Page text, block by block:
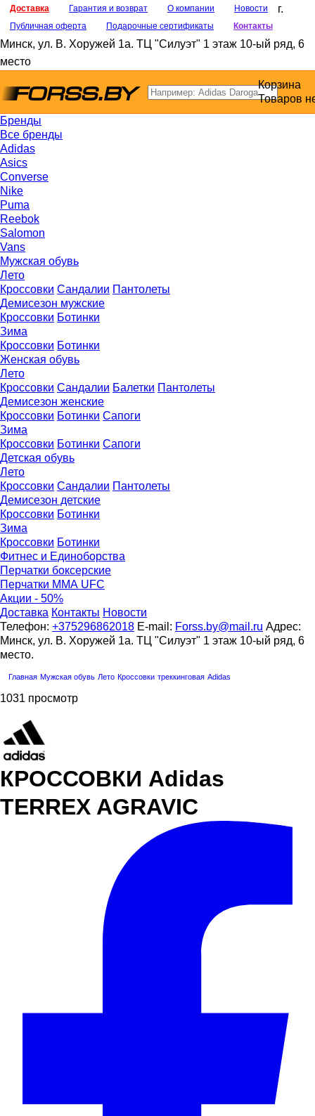
Доставка Гарантия и возврат О компании
Новости
Публичная оферта
Подарочные сертификаты Контакты
г.
Минск, ул. В. Хоружей 1а. ТЦ "Силуэт" 1 этаж 10-ый ряд, 6
место
Корзина
Товаров
Бренды
Все бренды
Adidas
Asics
Converse
Nike
Puma
Reebok
Salomon
Vans
Мужская обувь
Лето
Кроссовки Сандалии Пантолеты
Демисезон мужские
Кроссовки Ботинки
Зима
Кроссовки Ботинки
Женская обувь
Лето
Кроссовки Сандалии Балетки Пантолеты
Демисезон женские
Кроссовки Бoтинки Сапоги
Зима
Кроссовки Ботинки Сапоги
Детская обувь
Летo
Кроссовки Сандалии Пантолеты
Демисезон детские
Кроссовки Ботинки
Зима
Кроссовки Ботинки
Фитнес и Единоборства
Перчатки боксерские
Перчатки ММА UFC
Акции - 50%
Доставка Контакты Новости
Телефон: +375296862018 E-mail: Forss.by@mail.ru Адрес:
Минск, ул. В. Хоружей 1а. ТЦ "Силуэт" 1 этаж 10-ый ряд, 6
место.
Главная Мужская обувь Лето Кроссовки треккинговая Adidas
1031 просмотр
КРОССОВКИ Adidas
TERREX AGRAVIC